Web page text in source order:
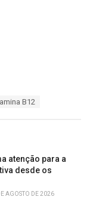
B12
atenção para a
desde os
AGOSTO DE 2026